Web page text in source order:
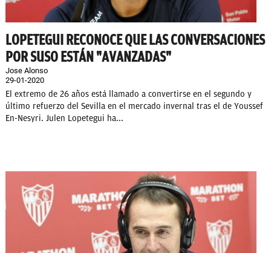
LOPETEGUI RECONOCE QUE LAS CONVERSACIONES
POR SUSO ESTÁN "AVANZADAS"
Jose Alonso
29-01-2020
El extremo de 26 años está llamado a convertirse en el segundo y
último refuerzo del Sevilla en el mercado invernal tras el de Youssef
En-Nesyri. Julen Lopetegui ha...